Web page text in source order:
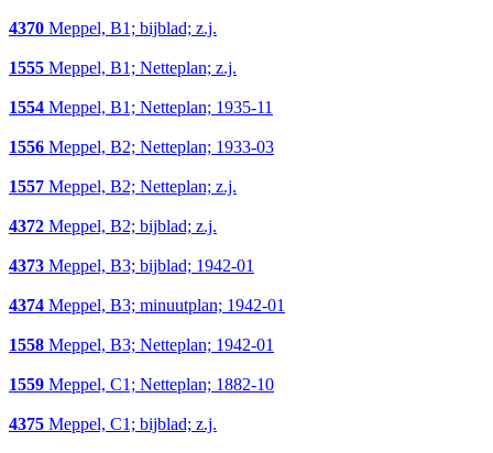
4370 Meppel, B1; bijblad; z.j.
1555 Meppel, B1; Netteplan; z.j.
1554 Meppel, B1; Netteplan; 1935-11
1556 Meppel, B2; Netteplan; 1933-03
1557 Meppel, B2; Netteplan; z.j.
4372 Meppel, B2; bijblad; z.j.
4373 Meppel, B3; bijblad; 1942-01
4374 Meppel, B3; minuutplan; 1942-01
1558 Meppel, B3; Netteplan; 1942-01
1559 Meppel, C1; Netteplan; 1882-10
4375 Meppel, C1; bijblad; z.j.